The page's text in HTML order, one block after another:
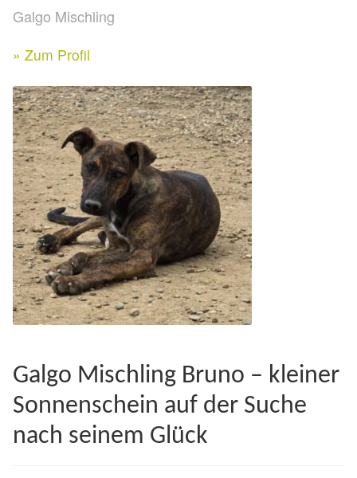
Ihre/Eure Spenden – Januar bis Juni 2026
Spenden 2025
Juli bis Dezember 2025
Januar bis Juni 2025
Spenden 2024
Juli bis Dezember 2024
Spenden 2023
Juli bis Dezember 2023
Facebook
Instagram
Galgo Mischling
» Zum Profil
Galgo Mischling Bruno – kleiner
Sonnenschein auf der Suche
nach seinem Glück